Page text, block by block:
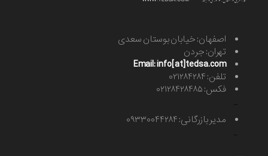
اصفهان: خیابان بوستان سعدی
تهران: جردن
Email: info[at]tedsa.com
تلفن: ۰۲۱۲۸۴۲۸۴
فکس: ۰۲۱۲۸۴۲۸۴۸۵
مدیر بازرگانی: ۰۹۳۳۰۰۴۴۲۸۴